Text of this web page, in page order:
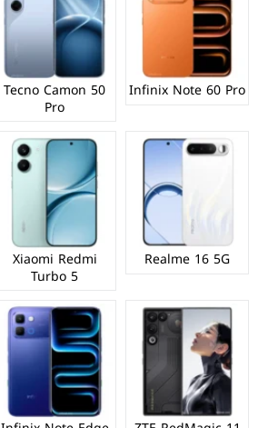
Infinix Note 60 Pro
Tecno Camon 50
Pro
Realme 16 5G
Xiaomi Redmi
Turbo 5